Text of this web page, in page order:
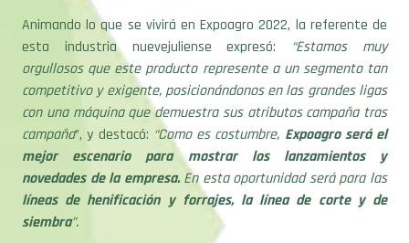
Animando lo que se vivirá en Expoagro 2022, la referente de
esta industria nuevejuliense expresó: “Estamos muy
orgullosos que este producto represente a un segmento tan
competitivo y exigente, posicionándonos en las grandes ligas
con una máquina que demuestra sus atributos campaña tras
campaña”, y destacó: “Como es costumbre, Expoagro será el
mejor escenario para mostrar los lanzamientos y
novedades de la empresa. En esta oportunidad será para las
líneas de henificación y forrajes, la línea de corte y de
siembra”.